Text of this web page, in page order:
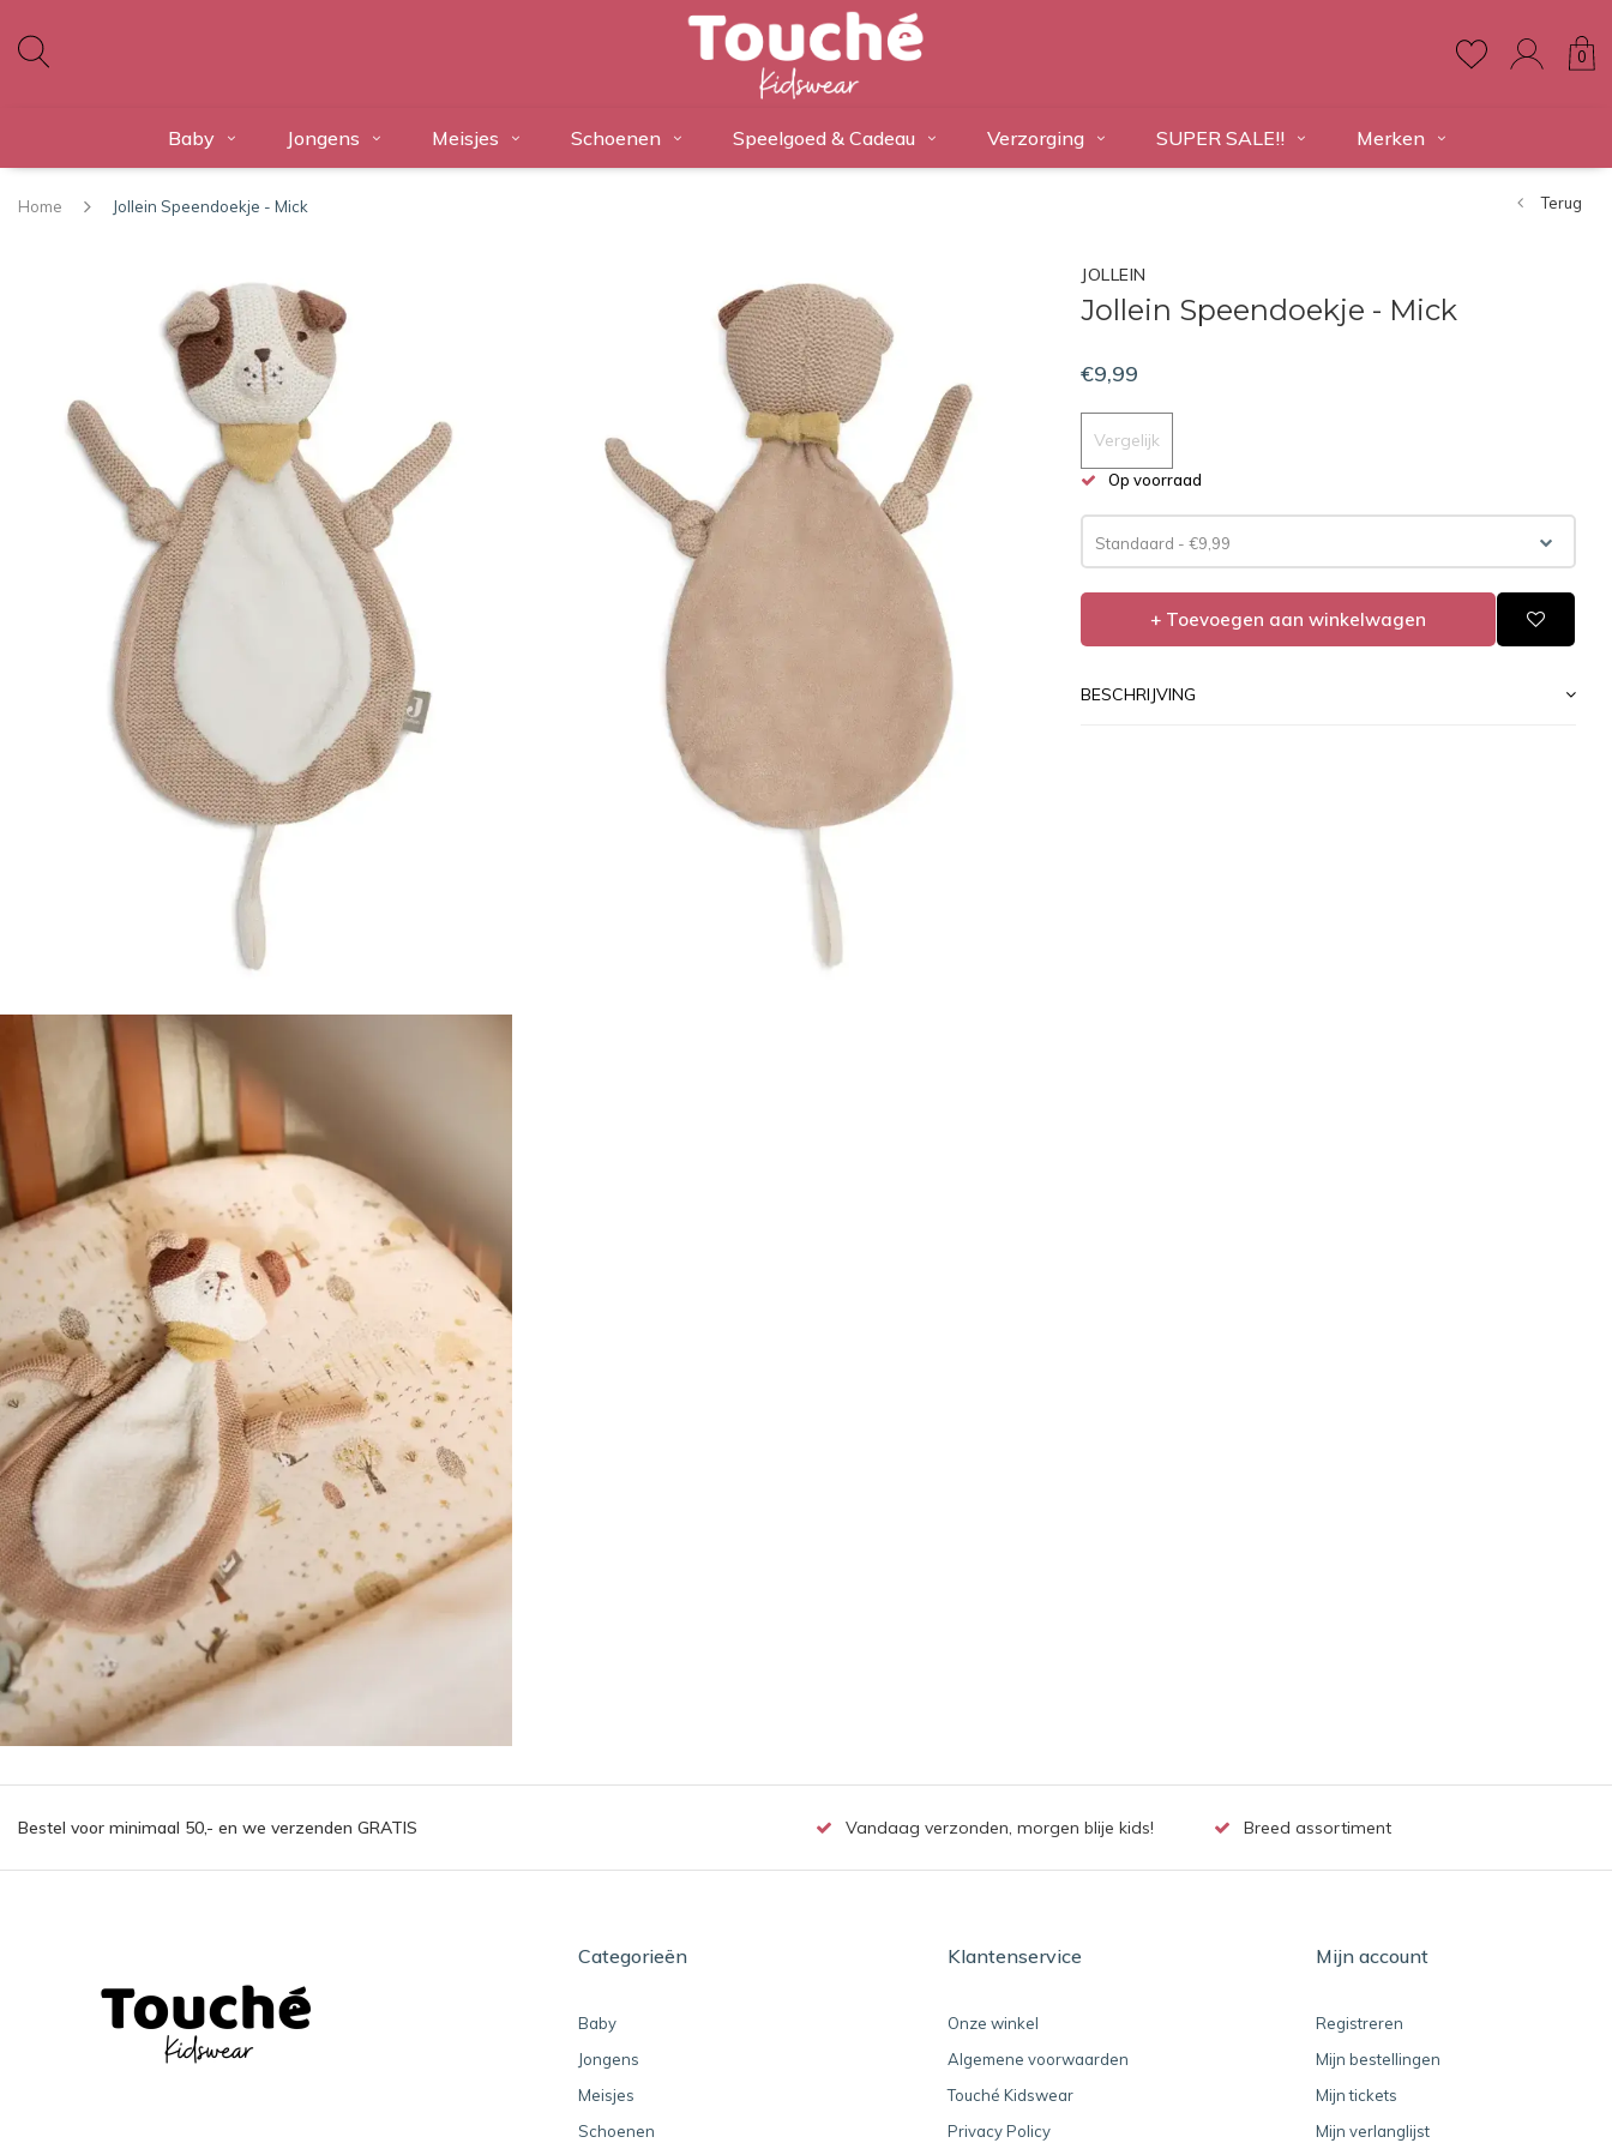
0
Baby Jongens Meisjes Schoenen Speelgoed & Cadeau Verzorging SUPER SALE!! Merken
Home Jollein Speendoekje - Mick Terug
JOLLEIN
Jollein Speendoekje - Mick
€9,99
Vergelijk
Op voorraad
Standaard - €9,99
+ Toevoegen aan winkelwagen
BESCHRIJVING
Bestel voor minimaal 50,- en we verzenden GRATIS Vandaag verzonden, morgen blije kids! Breed assortiment
Categorieën
Baby
Jongens
Meisjes
Schoenen
Klantenservice
Onze winkel
Algemene voorwaarden
Touché Kidswear
Privacy Policy
Mijn account
Registreren
Mijn bestellingen
Mijn tickets
Mijn verlanglijst